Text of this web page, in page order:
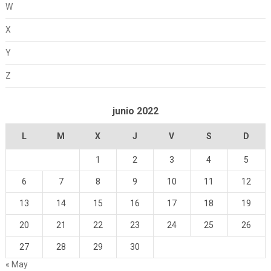
W
X
Y
Z
junio 2022
L M X J V S D
1 2 3 4 5
6 7 8 9 10 11 12
13 14 15 16 17 18 19
20 21 22 23 24 25 26
27 28 29
30
« May